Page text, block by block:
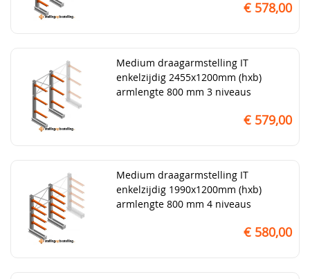
€ 578,00
Medium draagarmstelling IT
enkelzijdig 2455x1200mm (hxb)
armlengte 800 mm 3 niveaus
€ 579,00
Medium draagarmstelling IT
enkelzijdig 1990x1200mm (hxb)
armlengte 800 mm 4 niveaus
€ 580,00